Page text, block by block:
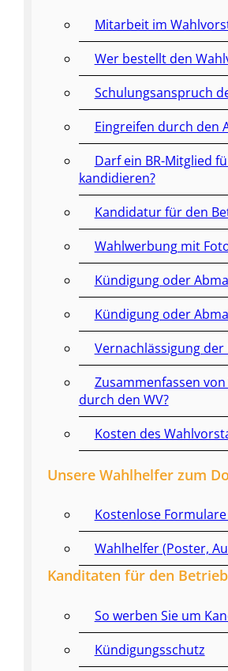
Mitarbeit im
Wer bestellt den
Schulungsanspruch
Eingreifen durch den
Darf ein BR-Mitglied
kandidieren?
Kandidatur für den
Wahlwerbung mit
Kündigung oder
Kündigung oder
Vernachlässigung
Zusammenfassen
durch den WV?
Kosten des
Unsere Wahlhelfer zum
Kostenlose
Wahlhelfer (Poster,
Kanditaten für den
So werben Sie um
Kündigungsschutz